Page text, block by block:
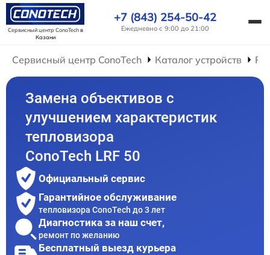
Сервисный центр ConoTechв
Казани
+7 (843) 254-50-42
Ежедневно с 9:00 до 21:00
Сервисный центр ConoTech Каталог устройств
Замена объективов с
улучшением характеристик
тепловизора
ConoTech LRF 50
Официальный сервис
Гарантийное обслуживание
тепловизора ConoTech до 3 лет
Диагностика за наш счет,
ремонт по желанию
Бесплатный выезд курьера